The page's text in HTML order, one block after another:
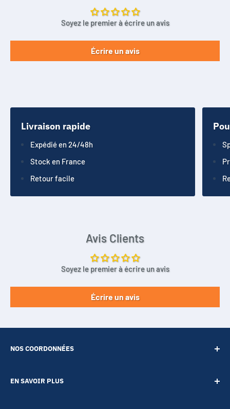
Soyez le premier à écrire un avis
Écrire un avis
Livraison rapide
Expédié en 24/48h
Stock en France
Retour facile
Avis Clients
Soyez le premier à écrire un avis
Écrire un avis
NOS COORDONNÉES
EN SAVOIR PLUS